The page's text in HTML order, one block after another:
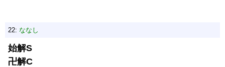
22: ななし
始解S
卍解C